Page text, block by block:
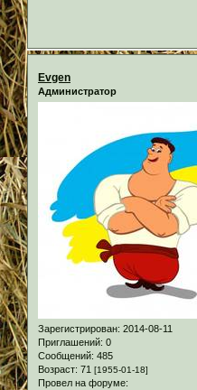
Evgen
Администратор
Зарегистрирован: 2014-08-11
Приглашений: 0
Сообщений: 485
Возраст: 71 [1955-01-18]
Провел на форуме: